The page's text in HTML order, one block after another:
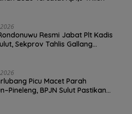
Resmi Jabat Plt Kadis
Sekprov Tahlis Gallang
Picu Macet Parah
BPJN Sulut Pastikan